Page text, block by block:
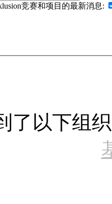
竞赛和项目的最新消息:
了以下组